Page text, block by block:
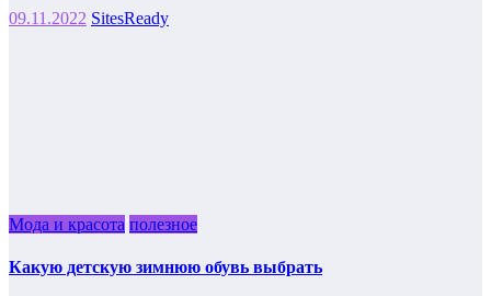
09.11.2022 SitesReady
Мода и красота полезное
Какую детскую зимнюю обувь выбрать